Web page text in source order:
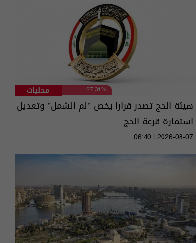
محليات 27.31%
هيئة الحج تصدر قرارا يخص "لم الشمل" وتعديل
استمارة قرعة الحج
06:40 | 2026-08-07